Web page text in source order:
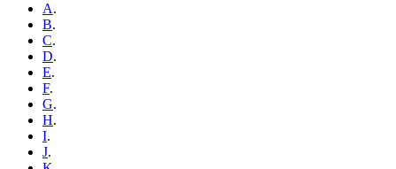
A.
B.
C.
D.
E.
F.
G.
H.
I.
J.